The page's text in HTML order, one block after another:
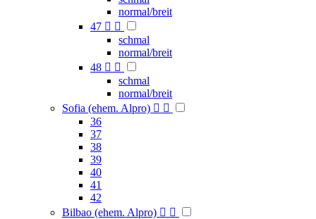
normal/breit
47  
schmal
normal/breit
48  
schmal
normal/breit
Sofia (ehem. Alpro)  
36
37
38
39
40
41
42
Bilbao (ehem. Alpro)  